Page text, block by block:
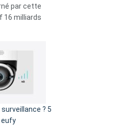
par cette
16 milliards
? 5
eufy